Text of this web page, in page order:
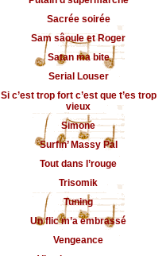
Sacrée soirée
Sam sâoule et Roger
Satan ma bite
Serial Louser
Si c’est trop fort c’est que t’es trop
vieux
Simone
Surfin’ Massy Pal
Tout dans l’rouge
Trisomik
Tuning
Un flic m’a embrassé
Vengeance